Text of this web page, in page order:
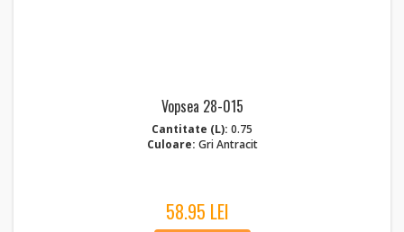
Vopsea 28-015
Cantitate (L): 0.75
Culoare: Gri Antracit
58.95 LEI